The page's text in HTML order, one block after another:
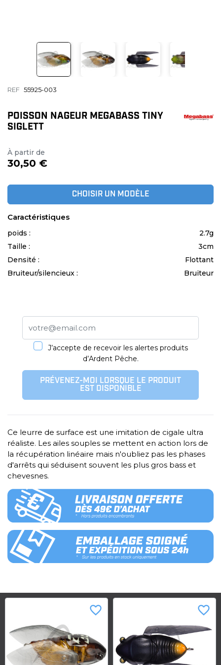
REF 55925-003
POISSON NAGEUR MEGABASS TINY
SIGLETT
À partir de
30,50 €
CHOISIR UN MODÈLE
Caractéristiques
poids :
2.7g
Taille :
3cm
Densité :
Flottant
Bruiteur/silencieux :
Bruiteur
J’accepte de recevoir les alertes produits
d’Ardent Pêche.
PRÉVENEZ-MOI LORSQUE LE PRODUIT
EST DISPONIBLE
Ce leurre de surface est une imitation de cigale ultra
réaliste. Les ailes souples se mettent en action lors de
la récupération linéaire mais n'oubliez pas les phases
d'arrêts qui séduisent souvent les plus gros bass et
chevesnes.
favorite_border favorite_border